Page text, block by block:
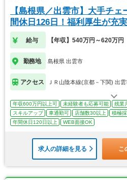
【島根県／出雲市】大手チ
間休日126日！福利厚生が充
給与 【年収】540万円～620万円
勤務地 島根県 出雲市
アクセス ＪＲ山陰本線(京都－下関) 出雲
年収600万円以上可 未経験者も応募可能 残業
スキルアップ
車通勤可 店舗数30以上 積極
年間休日120日以上
WEB面接OK
求人の詳細を見る こ